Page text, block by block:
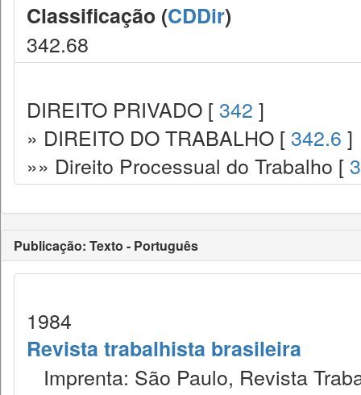
Classificação (CDDir)
342.68
DIREITO PRIVADO [ 342 ]
» DIREITO DO TRABALHO [ 342.6 ]
»» Direito Processual do Trabalho [
Publicação: Texto - Português
1984
Revista trabalhista brasileira
Imprenta: São Paulo, Revista